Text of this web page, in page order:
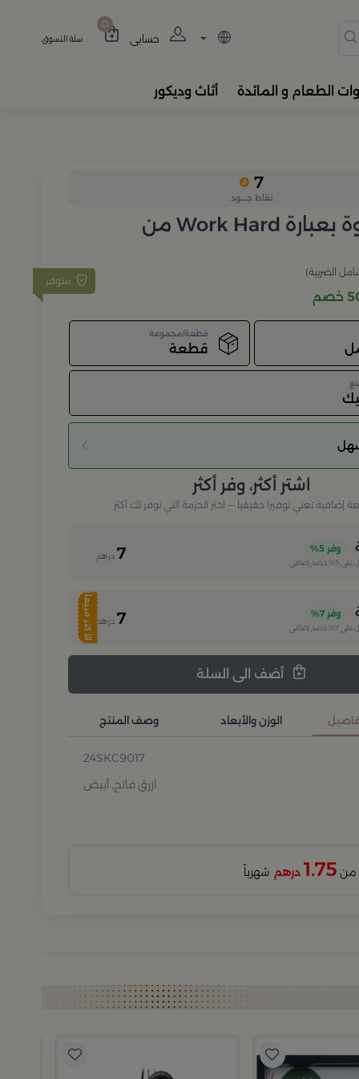
المباخر، والفواحات
حسابي
0
سلة التسوق
الطعام و المائدة أثاث وديكور
7
نقاط جــــود
كوب قهوة بعبارة Work Hard من
متوفر
الضريبة)
قطعة/مجموعة
قطعة
سهل
اشتر أكثر، وفر أكثر
إضافية تعني توفيرا حقيقيا — اختر الحزمة التي توفر لك أكثر
وفر 5%
على 5% خصم إضافي 7 درهم
الأكثر مبيعا وفر 7%
على 7% خصم إضافي 7 درهم
أضف الى السلة
24SKC9017
ازرق فاتح, أبيض
الوزن والأبعاد وصف المنتج
1.75 درهم شهرياً